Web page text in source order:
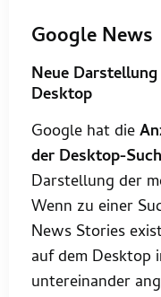
Google News
Neue
Desktop
Google hat die
der Desktop-
Darstellung der
Wenn zu einer
News Stories
auf dem Desktop
untereinander